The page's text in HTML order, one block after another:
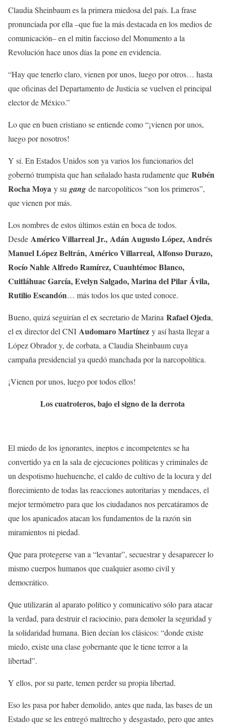
Claudia Sheinbaum es la primera miedosa del país. La frase
pronunciada por ella –que fue la más destacada en los medios de
comunicación– en el mitin faccioso del Monumento a la
Revolución hace unos días la pone en evidencia.
“Hay que tenerlo claro, vienen por unos, luego por otros… hasta
que oficinas del Departamento de Justicia se vuelven el principal
elector de México.”
Lo que en buen cristiano se entiende como “¡vienen por unos,
luego por nosotros!
Y sí. En Estados Unidos son ya varios los funcionarios del
gobernó trumpista que han señalado hasta rudamente que Rubén
Rocha Moya y su gang de narcopolíticos “son los primeros”,
que vienen por más.
Los nombres de estos últimos están en boca de todos.
Desde Américo Villarreal Jr., Adán Augusto López, Andrés
Manuel López Beltrán, Américo Villarreal, Alfonso Durazo,
Rocío Nahle Alfredo Ramírez, Cuauhtémoc Blanco,
Cuitláhuac García, Evelyn Salgado, Marina del Pilar Ávila,
Rutilio Escandón… más todos los que usted conoce.
Bueno, quizá seguirían el ex secretario de Marina Rafael Ojeda,
el ex director del CNI Audomaro Martínez y así hasta llegar a
López Obrador y, de corbata, a Claudia Sheinbaum cuya
campaña presidencial ya quedó manchada por la narcopolítica.
¡Vienen por unos, luego por todos ellos!
Los cuatroteros, bajo el signo de la derrota
El miedo de los ignorantes, ineptos e incompetentes se ha
convertido ya en la sala de ejecuciones políticas y criminales de
un despotismo huehuenche, el caldo de cultivo de la locura y del
florecimiento de todas las reacciones autoritarias y mendaces, el
mejor termómetro para que los ciudadanos nos percatáramos de
que los apanicados atacan los fundamentos de la razón sin
miramientos ni piedad.
Que para protegerse van a “levantar”, secuestrar y desaparecer lo
mismo cuerpos humanos que cualquier asomo civil y
democrático.
Que utilizarán al aparato político y comunicativo sólo para atacar
la verdad, para destruir el raciocinio, para demoler la seguridad y
la solidaridad humana. Bien decían los clásicos: “donde existe
miedo, existe una clase gobernante que le tiene terror a la
libertad”.
Y ellos, por su parte, temen perder su propia libertad.
Eso les pasa por haber demolido, antes que nada, las bases de un
Estado que se les entregó maltrecho y desgastado, pero que antes